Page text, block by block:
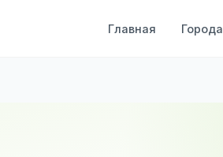
Главная Города